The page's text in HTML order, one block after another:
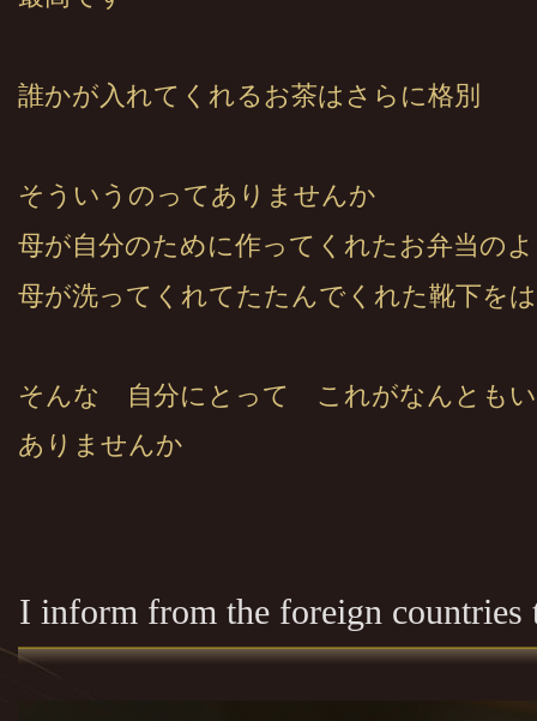
誰かが入れてくれるお茶はさらに格別
そういうのってありませんか
母が自分のために作ってくれたお弁当の
母が洗ってくれてたたんでくれた靴下を
そんな 自分にとって これがなんともい
ありませんか
I inform from the foreign countries